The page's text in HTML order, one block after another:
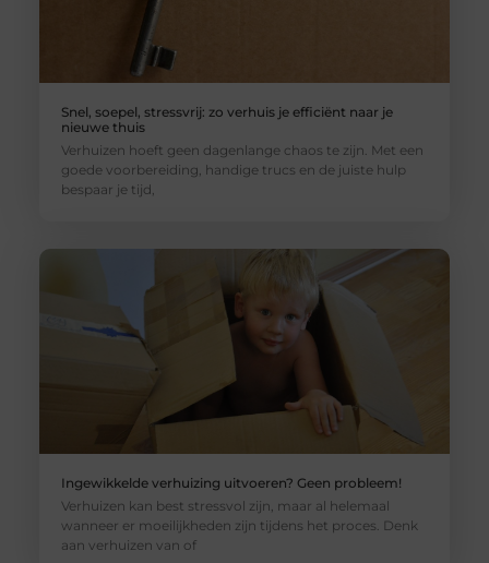
Snel, soepel, stressvrij: zo verhuis je efficiënt naar je
nieuwe thuis
Verhuizen hoeft geen dagenlange chaos te zijn. Met een
goede voorbereiding, handige trucs en de juiste hulp
bespaar je tijd,
Ingewikkelde verhuizing uitvoeren? Geen probleem!
Verhuizen kan best stressvol zijn, maar al helemaal
wanneer er moeilijkheden zijn tijdens het proces. Denk
aan verhuizen van of